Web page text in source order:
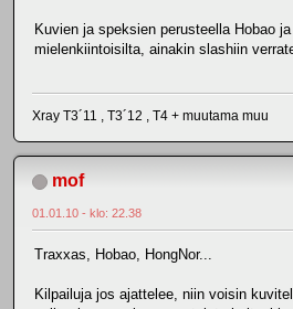
Kuvien ja speksien perusteella Hobao
mielenkiintoisilta, ainakin slashiin
Xray T3´11 , T3´12 , T4 + muutama muu
mof
01.01.10 - klo: 22.38
Traxxas, Hobao, HongNor...
Kilpailuja jos ajattelee, niin voisin